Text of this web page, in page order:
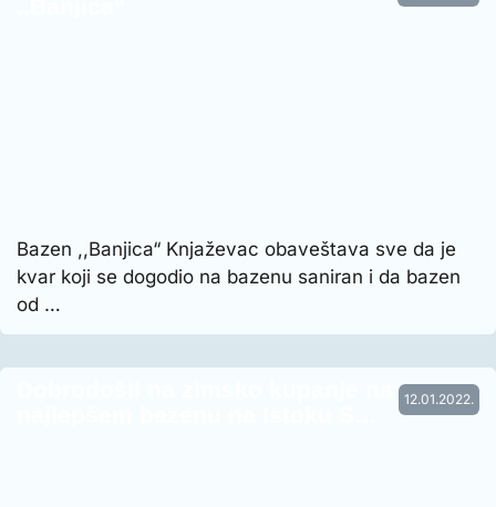
Bazen ,,Banjica“ Knjaževac obaveštava sve da je
kvar koji se dogodio na bazenu saniran i da bazen
od …
12.01.2022.